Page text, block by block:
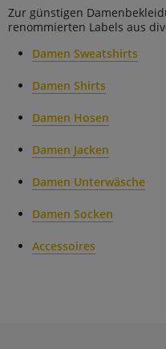
Zur günstigen
renommierten Labels aus
Damen Sweatshirts
Damen Shirts
Damen Hosen
Damen Jacken
Damen Unterwäsche
Damen Socken
Accessoires